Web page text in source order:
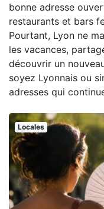
bonne adresse
restaurants et bars
Pourtant, Lyon ne
les vacances,
découvrir un
soyez Lyonnais ou
adresses qui
Locales